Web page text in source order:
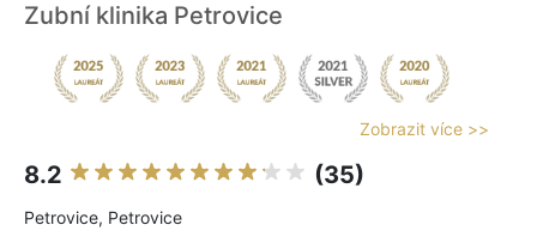
Zubní klinika Petrovice
Zobrazit více >>
8.2 (35)
Petrovice, Petrovice